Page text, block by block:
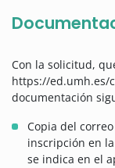
Con la solicitud,
https://ed.umh.es/
documentación
Copia del
inscripción en
se indica en el